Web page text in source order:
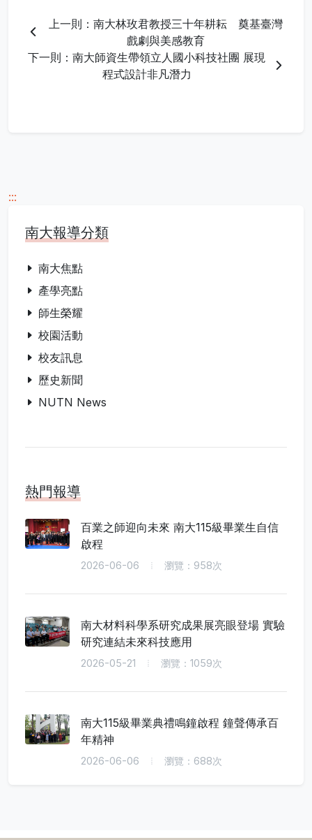
上一則：南大林玫君教授三十年耕耘 奠基臺灣
戲劇與美感教育
下一則：南大師資生帶領立人國小科技社團 展現
程式設計非凡潛力
:::
南大報導分類
南大焦點
產學亮點
師生榮耀
校園活動
校友訊息
歷史新聞
NUTN News
熱門報導
百業之師迎向未來 南大115級畢業生自信
啟程
2026-06-06 瀏覽：958次
南大材料科學系研究成果展亮眼登場 實驗
研究連結未來科技應用
2026-05-21 瀏覽：1059次
南大115級畢業典禮鳴鐘啟程 鐘聲傳承百
年精神
2026-06-06 瀏覽：688次